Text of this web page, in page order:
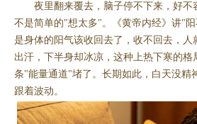
夜里翻来覆去，脑子停不下来，好不
不是简单的"想太多"。《黄帝内经》讲"
是身体的阳气该收回去了，收不回去，人
出汗，下半身却冰凉，这种上热下寒的格
条"能量通道"堵了。长期如此，白天没精
跟着波动。